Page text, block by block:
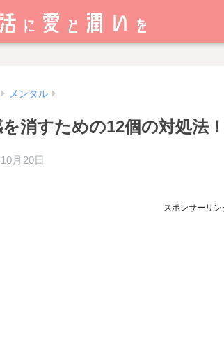
メンタル
消すための12個の対処法！
月20日
スポンサーリン